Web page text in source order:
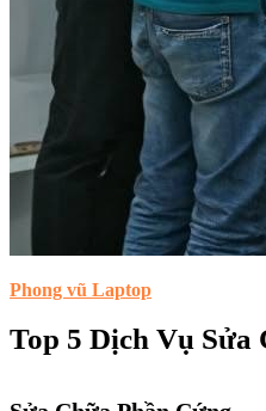
Phong vũ Laptop
Top 5 Dịch Vụ